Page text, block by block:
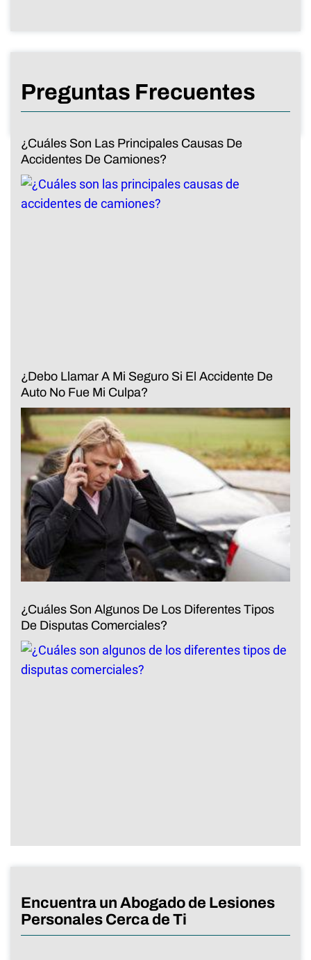
Preguntas Frecuentes
¿Cuáles Son Las Principales Causas De
Accidentes De Camiones?
¿Debo Llamar A Mi Seguro Si El Accidente De
Auto No Fue Mi Culpa?
¿Cuáles Son Algunos De Los Diferentes Tipos
De Disputas Comerciales?
Encuentra un Abogado de Lesiones
Personales Cerca de Ti